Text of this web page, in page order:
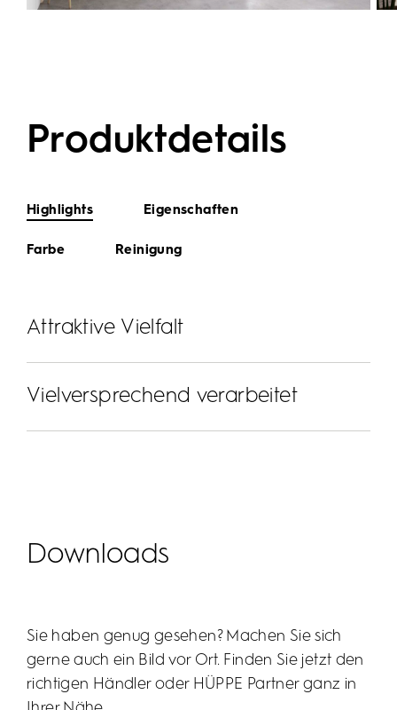
Produktdetails
Highlights Eigenschaften
Farbe Reinigung
Attraktive Vielfalt
Ebenso wie die EasyStep begeistert auch die
EasyFlat mit vielfältigen Gestaltungsmöglichkeiten.
Wählen Sie aus 32 verschiedenen Größen, 5 Farben
und 2 Ablaufplatzierungen. Und das Ganze
Vielversprechend verarbeitet
Erlesene Qualität
Eine Dusche, die hält - lange, fest und warm? Und
Downloads
Sie haben genug gesehen? Machen Sie sich
gerne auch ein Bild vor Ort. Finden Sie jetzt den
richtigen Händler oder HÜPPE Partner ganz in